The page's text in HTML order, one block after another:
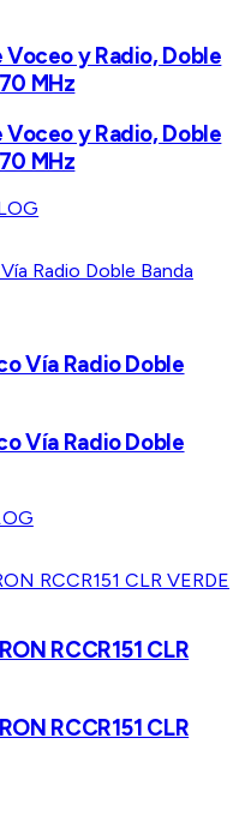
y Radio, Doble
MHz
y Radio, Doble
MHz
Vía Radio Doble
Vía Radio Doble
RCCR151 CLR
RCCR151 CLR